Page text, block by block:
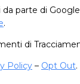
parte di
.
di
Policy – Opt Out.